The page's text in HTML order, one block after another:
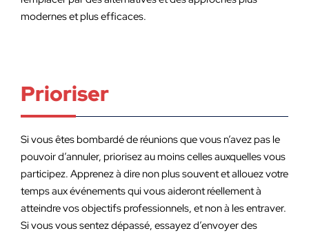
modernes et plus efficaces.
Prioriser
Si vous êtes bombardé de réunions que vous n’avez pas le
pouvoir d’annuler, priorisez au moins celles auxquelles vous
participez. Apprenez à dire non plus souvent et allouez votre
temps aux événements qui vous aideront réellement à
atteindre vos objectifs professionnels, et non à les entraver.
Si vous vous sentez dépassé, essayez d’envoyer des